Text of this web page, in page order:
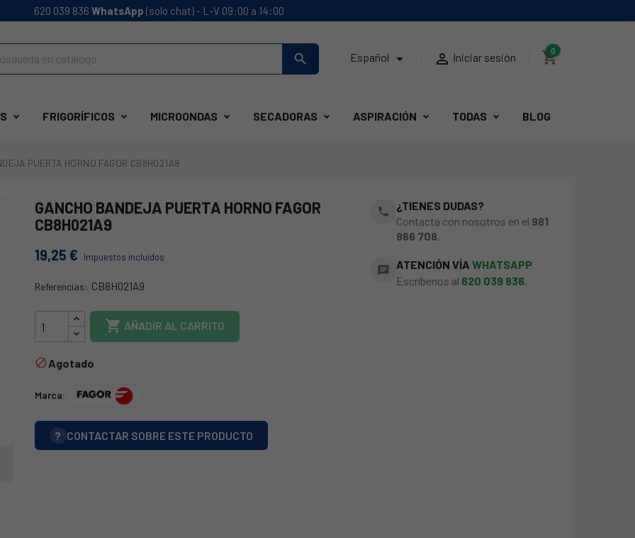
620 039 836 WhatsApp (solo chat) - L-V 09:00 a 14:00
search Español   Iniciar sesión shopping_cart
0
FRIGORÍFICOS MICROONDAS SECADORAS ASPIRACIÓN TODAS BLOG
PUERTA HORNO FAGOR CB8H021A9
GANCHO BANDEJA PUERTA HORNO FAGOR
CB8H021A9
19,25 € Impuestos incluidos
Referencias: CB8H021A9
43FA0012
 AÑADIR AL CARRITO
Agotado
Marca:
? CONTACTAR SOBRE ESTE PRODUCTO
phone
¿TIENES DUDAS?
Contacta con nosotros en el 981
866 708.
chat ATENCIÓN VÍAWHATSAPP
Escríbenos al 620 039 836